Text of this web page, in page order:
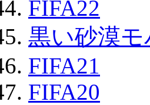
FIFA22
黒い砂漠
FIFA21
FIFA20